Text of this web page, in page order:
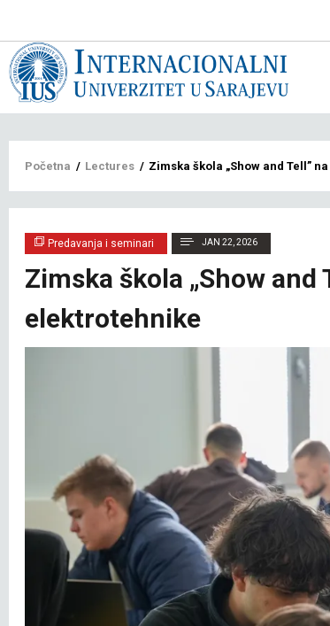
Breadcrumb
Početna / Lectures / Zimska škola „Show and Tell”
Predavanja i seminari JAN 22, 2026
Zimska škola „Show
elektrotehnike